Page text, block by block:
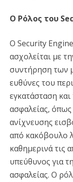
Ο Ρόλος του
Ο Security
ασχολείται με
συντήρηση των
ευθύνες του
εγκατάσταση
ασφαλείας,
ανίχνευσης
από κακόβουλο
καθημερινά τις
υπεύθυνος για
ασφαλείας. Ο